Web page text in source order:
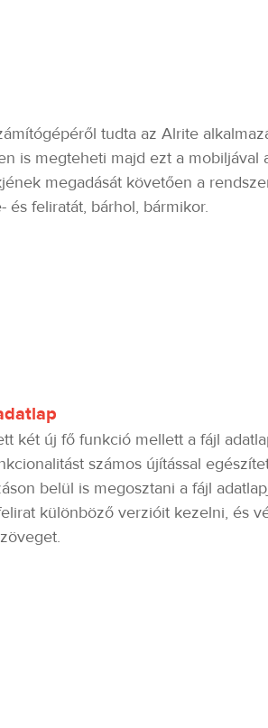
tudta az Alrite
is megteheti majd ezt a mobiljával
megadását követően a
feliratát, bárhol, bármikor.
két új fő funkció mellett a fájl
számos újítással
belül is megosztani a fájl
különböző verzióit kezelni, és